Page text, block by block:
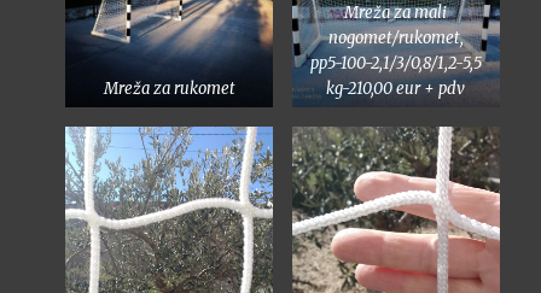
Mreža za rukomet
Mreža za mali
nogomet/rukomet,
pp5-100-2,1/3/0,8/1,2-5,5
kg-210,00 eur + pdv